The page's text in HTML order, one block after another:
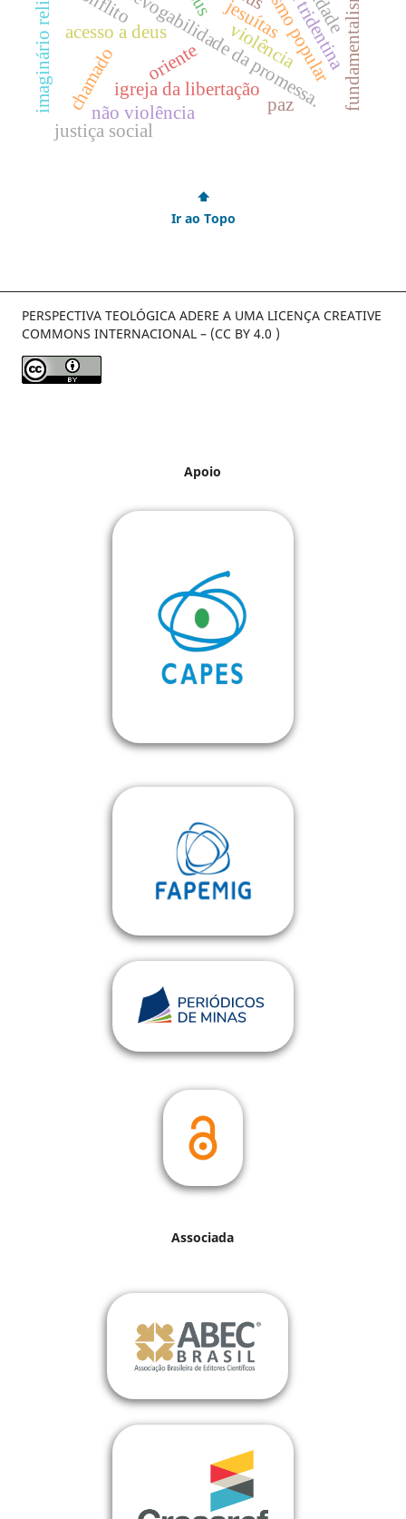
acesso a deusirrevogabilidade da promessa.
igreja da libertação
oriente
imaginário religioso fundamentalismo
chamado violência
não violência paz
jesuítas
justiça social
⬆
Ir ao Topo
PERSPECTIVA TEOLÓGICA ADERE A UMA LICENÇA CREATIVE
COMMONS INTERNACIONAL – (CC BY 4.0 )
Apoio
Associada